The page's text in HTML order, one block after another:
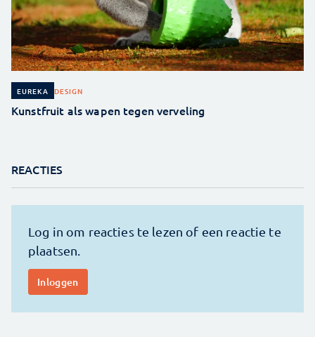
EUREKA DESIGN
Kunstfruit als wapen tegen verveling
REACTIES